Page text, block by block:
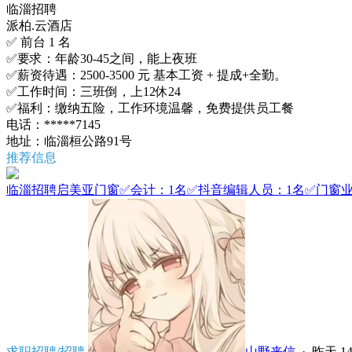
临淄招聘
派柏.云酒店
✅ 前台 1 名
✅要求：年龄30-45之间，能上夜班
✅薪资待遇：2500-3500 元 基本工资 + 提成+全勤。
✅工作时间：三班倒，上12休24
✅福利：缴纳五险，工作环境温馨，免费提供员工餐
电话：*****7145
地址：临淄桓公路91号
推荐信息
临淄招聘启美亚门窗✅会计：1名✅抖音编辑人员：1名✅门窗